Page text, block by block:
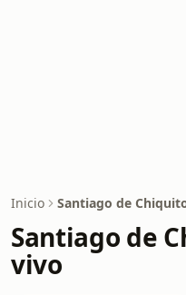
Inicio Santiago de
Santiago de
vivo